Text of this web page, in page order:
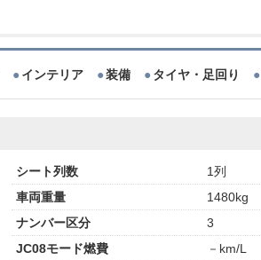
インテリア 装備 タイヤ・足回り
シート列数
1列
車両重量
1480kg
ナンバー区分
3
JC08モード燃費
－km/L